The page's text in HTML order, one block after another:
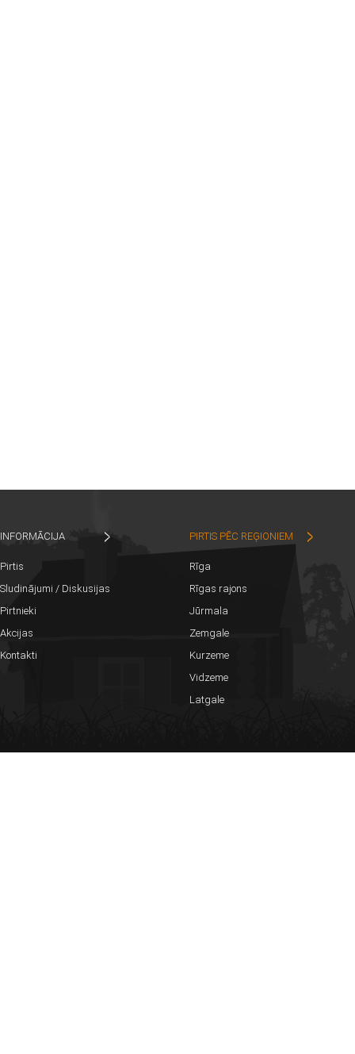
INFORMĀCIJA
Pirtis
Sludinājumi / Diskusijas
Pirtnieki
Akcijas
Kontakti
PIRTIS PĒC REĢIONIEM
Rīga
Rīgas rajons
Jūrmala
Zemgale
Kurzeme
Vidzeme
Latgale